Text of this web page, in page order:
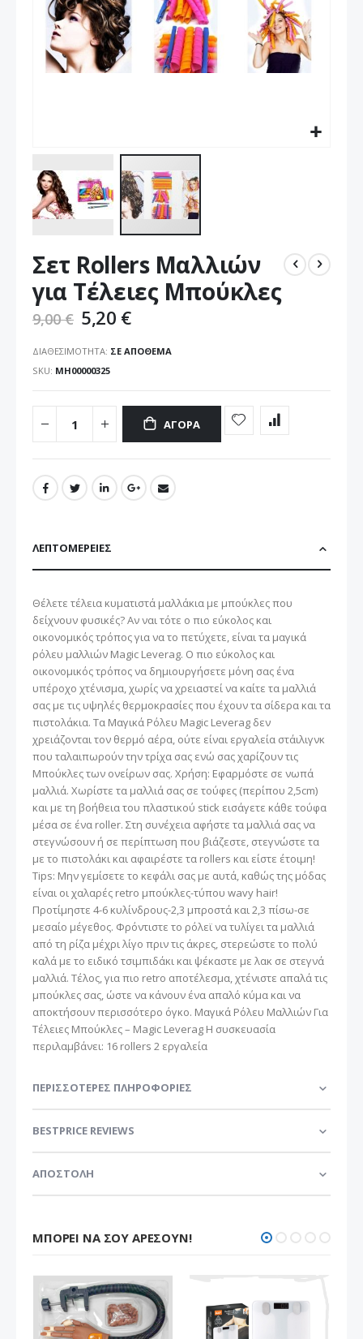
στην
αρχή
της
συλλογής
εικόνων
Σετ Rollers Μαλλιών
για Τέλειες Μπούκλες
9,00 € 5,20 €
ΔΙΑΘΕΣΙΜΌΤΗΤΑ: ΣΕ ΑΠΌΘΕΜΑ
SKU ΜΗ00000325
ΑΓΟΡΆ
ΛΕΠΤΟΜΈΡΕΙΕΣ
Θέλετε τέλεια κυματιστά μαλλάκια με μπούκλες που
δείχνουν φυσικές? Αν ναι τότε ο πιο εύκολος και
οικονομικός τρόπος για να το πετύχετε, είναι τα μαγικά
ρόλευ μαλλιών Magic Leverag. Ο πιο εύκολος και
οικονομικός τρόπος να δημιουργήσετε μόνη σας ένα
υπέροχο χτένισμα, χωρίς να χρειαστεί να καίτε τα μαλλιά
σας με τις υψηλές θερμοκρασίες που έχουν τα σίδερα και τα
πιστολάκια. Τα Μαγικά Ρόλευ Magic Leverag δεν
χρειάζονται τον θερμό αέρα, ούτε είναι εργαλεία στάιλιγνκ
που ταλαιπωρούν την τρίχα σας ενώ σας χαρίζουν τις
Μπούκλες των ονείρων σας. Χρήση: Εφαρμόστε σε νωπά
μαλλιά. Χωρίστε τα μαλλιά σας σε τούφες (περίπου 2,5cm)
και με τη βοήθεια του πλαστικού stick εισάγετε κάθε τούφα
μέσα σε ένα roller. Στη συνέχεια αφήστε τα μαλλιά σας να
στεγνώσουν ή σε περίπτωση που βιάζεστε, στεγνώστε τα
με το πιστολάκι και αφαιρέστε τα rollers και είστε έτοιμη!
Tips: Μην γεμίσετε το κεφάλι σας με αυτά, καθώς της μόδας
είναι οι χαλαρές retro μπούκλες-τύπου wavy hair!
Προτίμηστε 4-6 κυλίνδρους-2,3 μπροστά και 2,3 πίσω-σε
μεσαίο μέγεθος. Φρόντιστε το ρόλεϊ να τυλίγει τα μαλλιά
από τη ρίζα μέχρι λίγο πριν τις άκρες, στερεώστε το πολύ
καλά με το ειδικό τσιμπιδάκι και ψέκαστε με λακ σε στεγνά
μαλλιά. Τέλος, για πιο retro αποτέλεσμα, χτένιστε απαλά τις
μπούκλες σας, ώστε να κάνουν ένα απαλό κύμα και να
αποκτήσουν περισσότερο όγκο. Μαγικά Ρόλευ Μαλλιών Για
Τέλειες Μπούκλες – Magic Leverag Η συσκευασία
περιλαμβάνει: 16 rollers 2 εργαλεία
ΠΕΡΙΣΣΌΤΕΡΕΣ ΠΛΗΡΟΦΟΡΊΕΣ
BESTPRICE REVIEWS
ΑΠΟΣΤΟΛΗ
ΜΠΟΡΕΊ ΝΑ ΣΟΥ ΑΡΈΣΟΥΝ!